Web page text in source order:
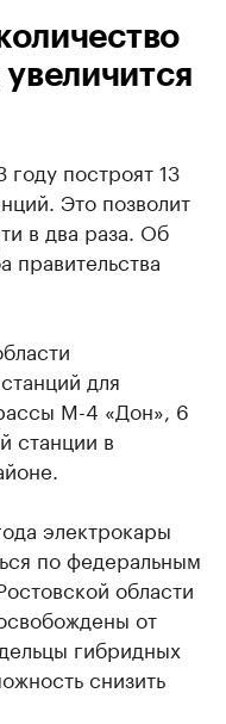
построят 13
Это позволит
в два раза. Об
для
М-4 «Дон», 6
станции в
электрокары
по федеральным
области
от
гибридных
снизить